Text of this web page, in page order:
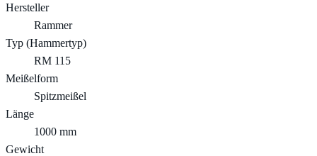
Hersteller
Rammer
Typ (Hammertyp)
RM 115
Meißelform
Spitzmeißel
Länge
1000 mm
Gewicht